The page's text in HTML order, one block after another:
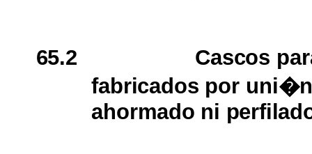
65.2 Cascos
fabricados por
ahormado ni